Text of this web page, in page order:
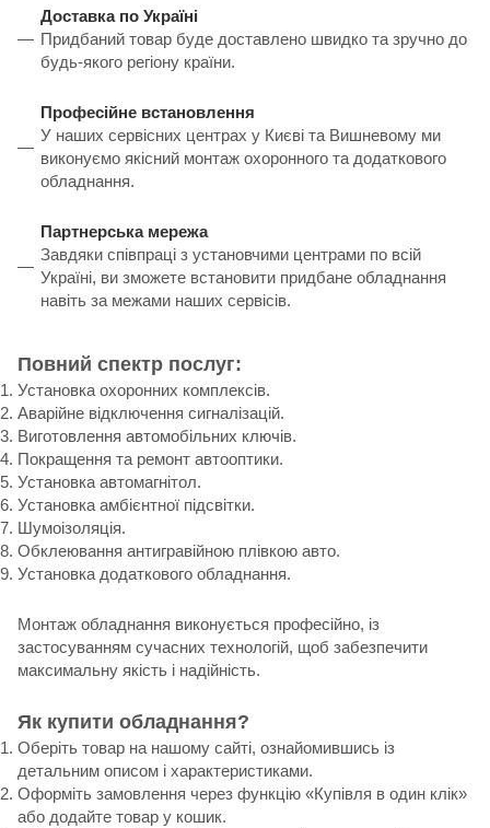
Доставка по Україні
Придбаний товар буде доставлено швидко та зручно до
будь-якого регіону країни.
Професійне встановлення
У наших сервісних центрах у Києві та Вишневому ми
виконуємо якісний монтаж охоронного та додаткового
обладнання.
Партнерська мережа
Завдяки співпраці з установчими центрами по всій
Україні, ви зможете встановити придбане обладнання
навіть за межами наших сервісів.
Повний спектр послуг:
Установка охоронних комплексів.
Аварійне відключення сигналізацій.
Виготовлення автомобільних ключів.
Покращення та ремонт автооптики.
Установка автомагнітол.
Установка амбієнтної підсвітки.
Шумоізоляція.
Обклеювання антигравійною плівкою авто.
Установка додаткового обладнання.
Монтаж обладнання виконується професійно, із
застосуванням сучасних технологій, щоб забезпечити
максимальну якість і надійність.
Як купити обладнання?
Оберіть товар на нашому сайті, ознайомившись із
детальним описом і характеристиками.
Оформіть замовлення через функцію «Купівля в один клік»
або додайте товар у кошик.